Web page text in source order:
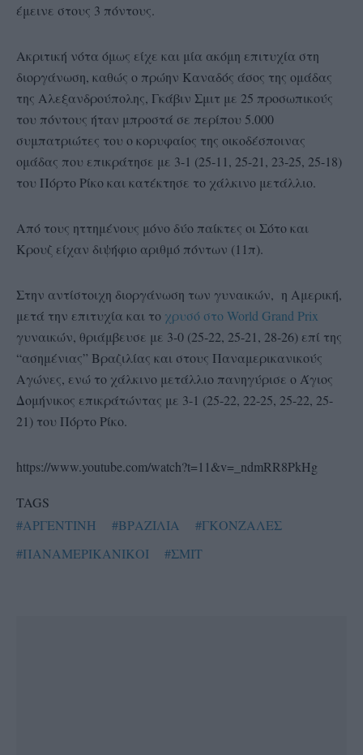
έμεινε στους 3 πόντους.
Ακριτική νότα όμως είχε και μία ακόμη επιτυχία στη
διοργάνωση, καθώς ο πρώην Καναδός άσος της ομάδας
της Αλεξανδρούπολης, Γκάβιν Σμιτ με 25 προσωπικούς
του πόντους ήταν μπροστά σε περίπου 5.000
συμπατριώτες του ο κορυφαίος της οικοδέσποινας
ομάδας που επικράτησε με 3-1 (25-11, 25-21, 23-25, 25-18)
του Πόρτο Ρίκο και κατέκτησε το χάλκινο μετάλλιο.
Από τους ηττημένους μόνο δύο παίκτες οι Σότο και
Κρουζ είχαν διψήφιο αριθμό πόντων (11π).
Στην αντίστοιχη διοργάνωση των γυναικών, η Αμερική,
μετά την επιτυχία και το χρυσό στο World Grand Prix
γυναικών, θριάμβευσε με 3-0 (25-22, 25-21, 28-26) επί της
“ασημένιας” Βραζιλίας και στους Παναμερικανικούς
Αγώνες, ενώ το χάλκινο μετάλλιο πανηγύρισε ο Άγιος
Δομήνικος επικράτώντας με 3-1 (25-22, 22-25, 25-22, 25-
21) του Πόρτο Ρίκο.
https://www.youtube.com/watch?t=11&v=_ndmRR8PkHg
TAGS
#ΑΡΓΕΝΤΙΝΗ
#ΒΡΑΖΙΛΙΑ
#ΓΚΟΝΖΑΛΕΣ
#ΠΑΝΑΜΕΡΙΚΑΝΙΚΟΙ
#ΣΜΙΤ